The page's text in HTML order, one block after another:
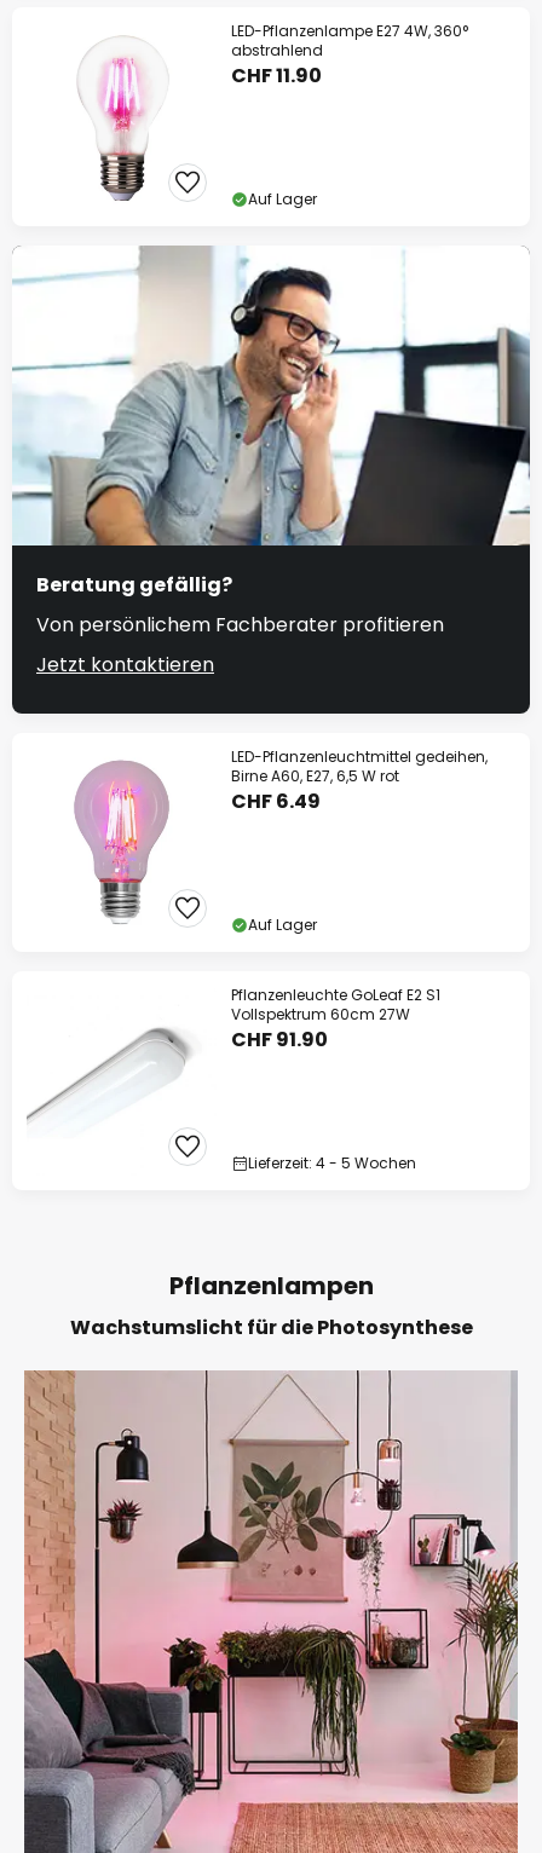
LED-Pflanzenlampe E27 4W, 360°
abstrahlend
CHF 11.90
Auf Lager
Beratung gefällig?
Von persönlichem Fachberater profitieren
Jetzt kontaktieren
LED-Pflanzenleuchtmittel gedeihen,
Birne A60, E27, 6,5 W rot
CHF 6.49
Auf Lager
Pflanzenleuchte GoLeaf E2 S1
Vollspektrum 60cm 27W
CHF 91.90
Lieferzeit: 4 - 5 Wochen
Pflanzenlampen
Wachstumslicht für die Photosynthese